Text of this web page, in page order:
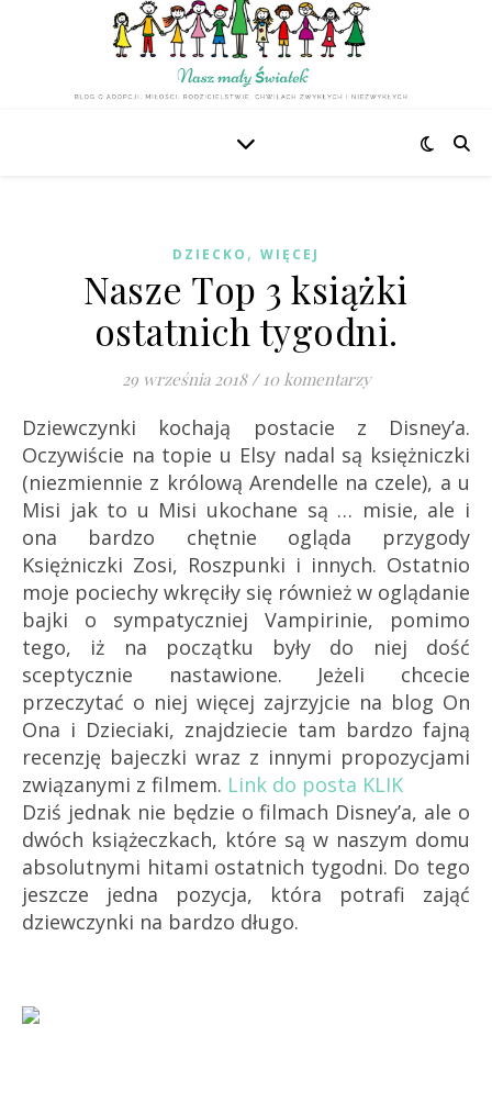
DZIECKO , WIĘCEJ
Nasze Top 3 książki
ostatnich tygodni.
29 września 2018 / 10 komentarzy
Dziewczynki kochają postacie z Disney’a.
Oczywiście na topie u Elsy nadal są księżniczki
(niezmiennie z królową Arendelle na czele), a u
Misi jak to u Misi ukochane są … misie, ale i
ona bardzo chętnie ogląda przygody
Księżniczki Zosi, Roszpunki i innych. Ostatnio
moje pociechy wkręciły się również w oglądanie
bajki o sympatyczniej Vampirinie, pomimo
tego, iż na początku były do niej dość
sceptycznie nastawione. Jeżeli chcecie
przeczytać o niej więcej zajrzyjcie na blog On
Ona i Dzieciaki, znajdziecie tam bardzo fajną
recenzję bajeczki wraz z innymi propozycjami
związanymi z filmem. Link do posta KLIK
Dziś jednak nie będzie o filmach Disney’a, ale o
dwóch książeczkach, które są w naszym domu
absolutnymi hitami ostatnich tygodni. Do tego
jeszcze jedna pozycja, która potrafi zająć
dziewczynki na bardzo długo.